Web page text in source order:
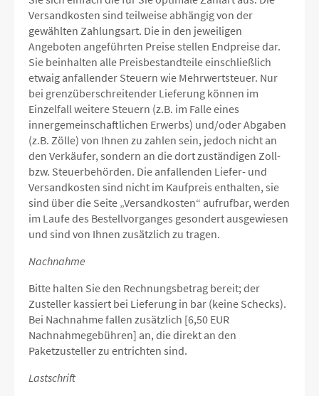
Versandkosten sind teilweise abhängig von der
gewählten Zahlungsart. Die in den jeweiligen
Angeboten angeführten Preise stellen Endpreise dar.
Sie beinhalten alle Preisbestandteile einschließlich
etwaig anfallender Steuern wie Mehrwertsteuer. Nur
bei grenzüberschreitender Lieferung können im
Einzelfall weitere Steuern (z.B. im Falle eines
innergemeinschaftlichen Erwerbs) und/oder Abgaben
(z.B. Zölle) von Ihnen zu zahlen sein, jedoch nicht an
den Verkäufer, sondern an die dort zuständigen Zoll-
bzw. Steuerbehörden. Die anfallenden Liefer- und
Versandkosten sind nicht im Kaufpreis enthalten, sie
sind über die Seite „Versandkosten“ aufrufbar, werden
im Laufe des Bestellvorganges gesondert ausgewiesen
und sind von Ihnen zusätzlich zu tragen.
Nachnahme
Bitte halten Sie den Rechnungsbetrag bereit; der
Zusteller kassiert bei Lieferung in bar (keine Schecks).
Bei Nachnahme fallen zusätzlich [6,50 EUR
Nachnahmegebühren] an, die direkt an den
Paketzusteller zu entrichten sind.
Lastschrift